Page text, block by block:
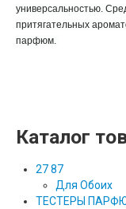
универсальностью.
притягательных
парфюм.
Каталог
27 87
Для Обоих
ТЕСТЕРЫ